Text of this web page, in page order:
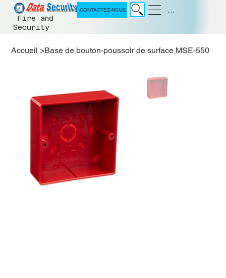
Fire and
Security
Menu
CONTACTEZ-NOUS
Accueil >Base de bouton-poussoir de surface MSE-550